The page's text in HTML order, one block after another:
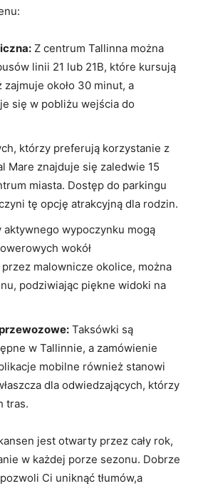
⁢Z​ centrum Tallinna można
linii 21 lub 21B, które kursują
‍około 30 minut, a
się w pobliżu wejścia⁤ do
którzy preferują korzystanie​ z⁣
Mare znajduje się zaledwie 15
miasta. Dostęp do ‍parkingu
⁣tę‍ opcję ​atrakcyjną dla rodzin.
aktywnego wypoczynku mogą
wokół
malownicze okolice, można
podziwiając piękne widoki na
Taksówki są
w Tallinnie, a zamówienie
mobilne również‍ stanowi
dla⁢ odwiedzających,⁤ którzy⁣
tras.
⁣jest otwarty przez​ cały⁢ rok,
w ‌każdej porze sezonu. Dobrze
Ci uniknąć tłumów,a